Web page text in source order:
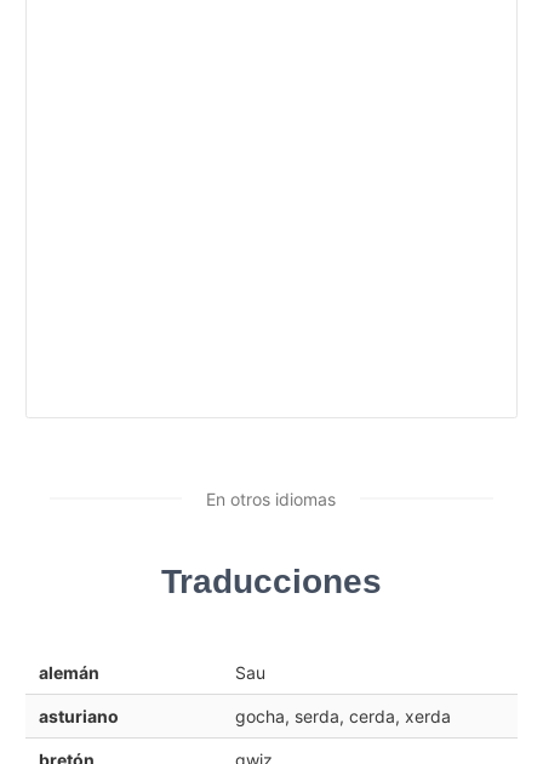
En otros idiomas
Traducciones
alemán Sau
asturiano gocha, serda, cerda, xerda
bretón gwiz